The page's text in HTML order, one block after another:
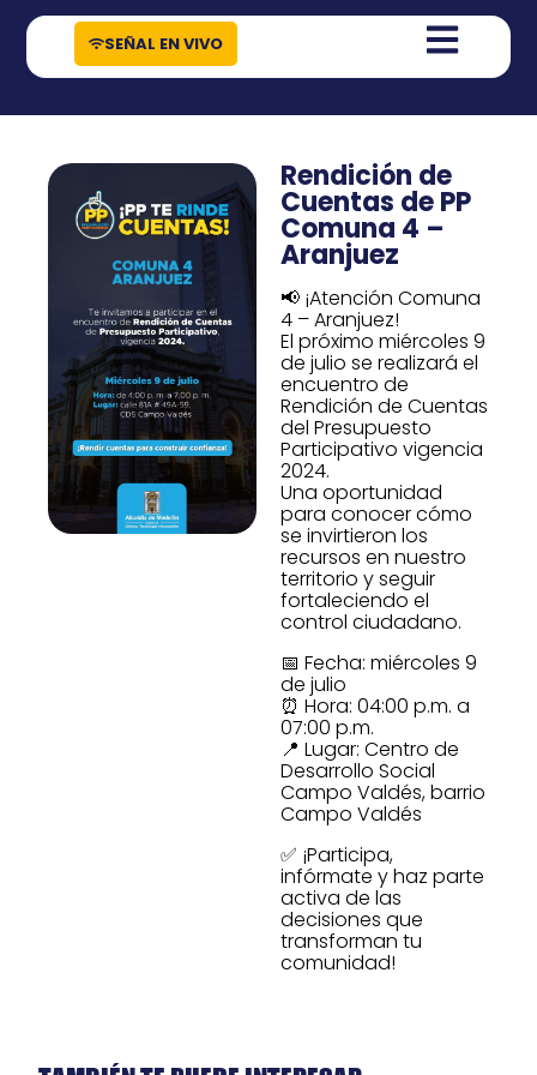
contenido
SEÑAL EN VIVO
Rendición de
Cuentas de PP
Comuna 4 –
Aranjuez
📢 ¡Atención Comuna
4 – Aranjuez!
El próximo miércoles 9
de julio se realizará el
encuentro de
Rendición de Cuentas
del Presupuesto
Participativo vigencia
2024.
Una oportunidad
para conocer cómo
se invirtieron los
recursos en nuestro
territorio y seguir
fortaleciendo el
control ciudadano.
📅 Fecha: miércoles 9
de julio
⏰ Hora: 04:00 p.m. a
07:00 p.m.
📍 Lugar: Centro de
Desarrollo Social
Campo Valdés, barrio
Campo Valdés
✅ ¡Participa,
infórmate y haz parte
activa de las
decisiones que
transforman tu
comunidad!